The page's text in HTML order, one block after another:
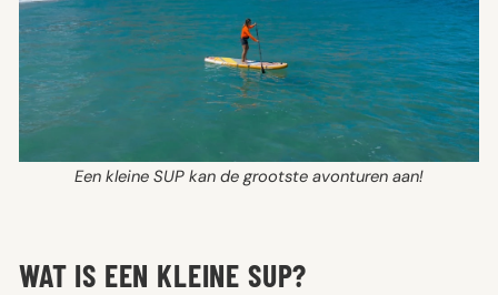
Een kleine SUP kan de grootste avonturen aan!
WAT IS EEN KLEINE SUP?